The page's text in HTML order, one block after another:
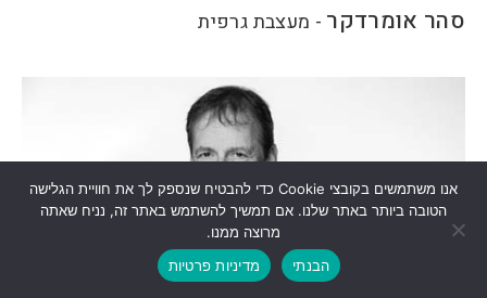
סהר אומרדקר - מעצבת גרפית
אנו משתמשים בקובצי Cookie כדי להבטיח שנספק לך את חוויית הגלישה
הטובה ביותר באתר שלנו. אם תמשיך להשתמש באתר זה, נניח שאתה
מרוצה ממנו.
הבנתי
מדיניות פרטיות